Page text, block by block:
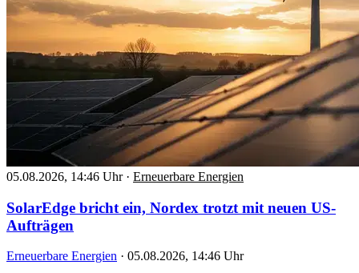
05.08.2026, 14:46 Uhr · Erneuerbare Energien
SolarEdge bricht ein, Nordex trotzt mit neuen US-
Aufträgen
Erneuerbare Energien · 05.08.2026, 14:46 Uhr